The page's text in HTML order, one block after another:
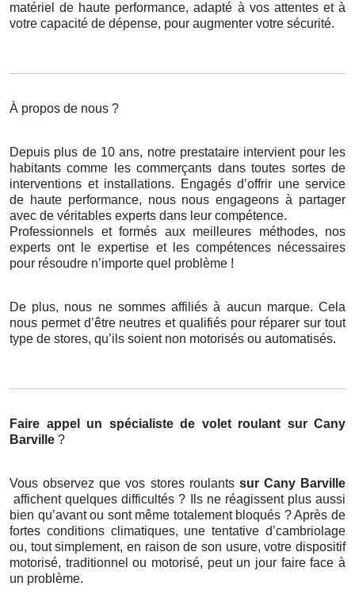
matériel de haute performance, adapté à vos attentes et à
votre capacité de dépense, pour augmenter votre sécurité.
À propos de nous ?
Depuis plus de 10 ans, notre prestataire intervient pour les
habitants comme les commerçants dans toutes sortes de
interventions et installations. Engagés d’offrir une service
de haute performance, nous nous engageons à partager
avec de véritables experts dans leur compétence.
Professionnels et formés aux meilleures méthodes, nos
experts ont le expertise et les compétences nécessaires
pour résoudre n’importe quel problème !
De plus, nous ne sommes affiliés à aucun marque. Cela
nous permet d’être neutres et qualifiés pour réparer sur tout
type de stores, qu’ils soient non motorisés ou automatisés.
Faire appel un spécialiste de volet roulant sur Cany
Barville ?
Vous observez que vos stores roulants sur Cany Barville
affichent quelques difficultés ? Ils ne réagissent plus aussi
bien qu’avant ou sont même totalement bloqués ? Après de
fortes conditions climatiques, une tentative d’cambriolage
ou, tout simplement, en raison de son usure, votre dispositif
motorisé, traditionnel ou motorisé, peut un jour faire face à
un problème.